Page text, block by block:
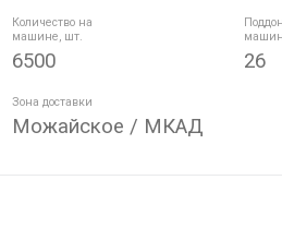
Количество на
машине, шт.
6500 26
Зона доставки
Можайское / МКАД